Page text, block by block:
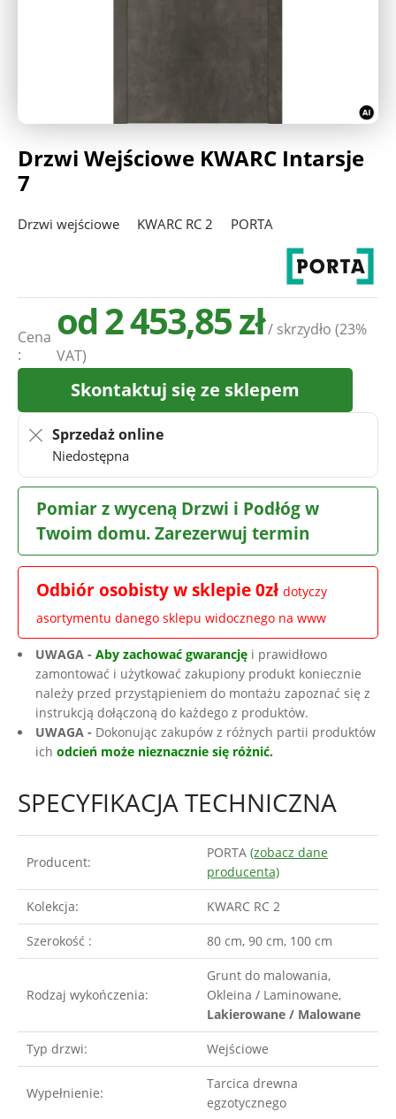
Drzwi Wejściowe KWARC Intarsje
7
Drzwi wejściowe KWARC RC 2 PORTA
Cena
:
od 2 453,85 zł/ skrzydło(23%
VAT)
Skontaktuj się ze sklepem
Sprzedaż online
Niedostępna
Pomiar z wyceną Drzwi i Podłóg w
Twoim domu. Zarezerwuj termin
Odbiór osobisty w sklepie 0zł dotyczy
asortymentu danego sklepu widocznego na www
UWAGA - Aby zachować gwarancję i prawidłowo
zamontować i użytkować zakupiony produkt koniecznie
należy przed przystąpieniem do montażu zapoznać się z
instrukcją dołączoną do każdego z produktów.
UWAGA - Dokonując zakupów z różnych partii produktów
ich odcień może nieznacznie się różnić.
SPECYFIKACJA TECHNICZNA
Producent:
PORTA (zobacz dane
producenta)
Kolekcja: KWARC RC 2
Szerokość : 80 cm, 90 cm, 100 cm
Rodzaj wykończenia:
Grunt do malowania,
Okleina / Laminowane,
Lakierowane / Malowane
Typ drzwi: Wejściowe
Wypełnienie:
Tarcica drewna
egzotycznego